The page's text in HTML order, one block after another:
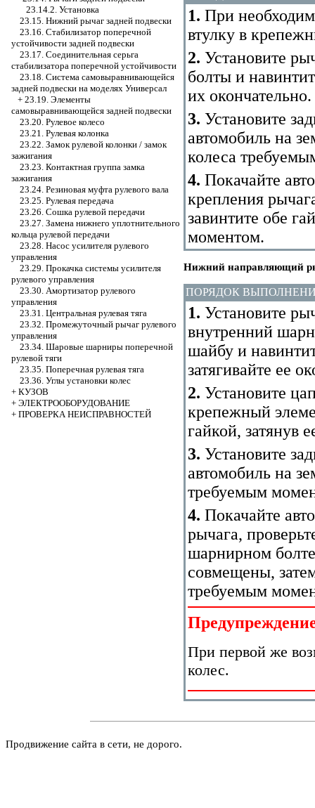
23.14.2. Установка
23.15. Нижний рычаг задней подвески
23.16. Стабилизатор поперечной
устойчивости задней подвески
23.17. Соединительная серьга
стабилизатора поперечной устойчивости
23.18. Система самовыравнивающейся
задней подвески на моделях Универсал
+ 23.19. Элементы
самовыравнивающейся задней подвески
23.20. Рулевое колесо
23.21. Рулевая колонка
23.22. Замок рулевой колонки / замок
зажигания
23.23. Контактная группа замка
зажигания
23.24. Резиновая муфта рулевого вала
23.25. Рулевая передача
23.26. Сошка рулевой передачи
23.27. Замена нижнего уплотнительного
кольца рулевой передачи
23.28. Насос усилителя рулевого
управления
23.29. Прокачка системы усилителя
рулевого управления
23.30. Амортизатор рулевого
управления
23.31. Центральная рулевая тяга
23.32. Промежуточный рычаг рулевого
управления
23.34. Шаровые шарниры поперечной
рулевой тяги
23.35. Поперечная рулевая тяга
23.36. Углы установки колес
+ КУЗОВ
+ ЭЛЕКТРООБОРУДОВАНИЕ
+ ПРОВЕРКА НЕИСПРАВНОСТЕЙ
1. При
втулку в
2. Установите
болты и
их окончательно.
3. Установите
автомобиль на
колеса
4. Покачайте
крепления
завинтите обе
моментом.
Нижний направляющий
ПОРЯДОК
1. Установите
внутренний
шайбу и
затягивайте ее
2. Установите
крепежный
гайкой, затянув
3. Установите
автомобиль на
требуемым
4. Покачайте
рычага,
шарнирном
совмещены,
требуемым
При первой же
колес.
Продвижение сайта в сети, не дорого.